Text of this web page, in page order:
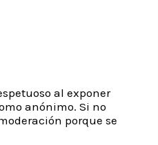
al exponer
anónimo. Si no
porque se